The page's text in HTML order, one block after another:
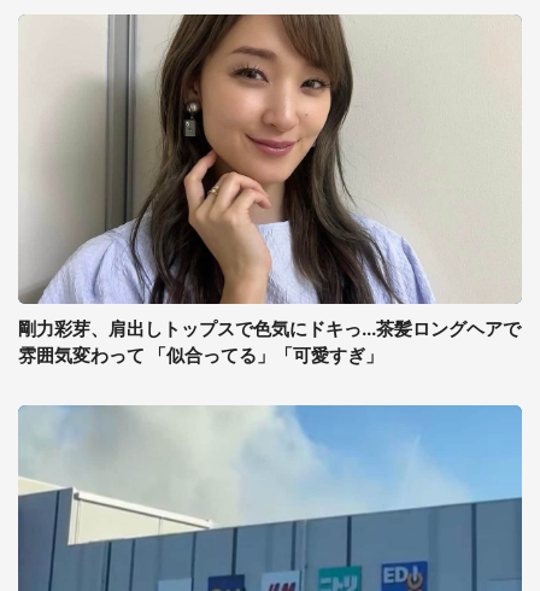
剛力彩芽、肩出しトップスで色気にドキっ...茶髪ロングヘアで
雰囲気変わって 「似合ってる」「可愛すぎ」